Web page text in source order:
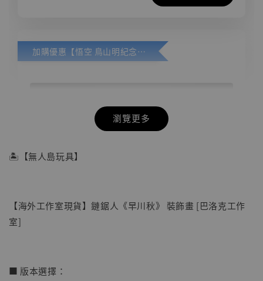
加購優惠【悟空 鳥山明紀念款 [奇蹟工作室]】
瀏覽更多
🏝【無人島玩具】
【海外工作室現貨】鏈鋸人《早川秋》 裝飾畫 [巴洛克工作
室]
■ 版本選擇：